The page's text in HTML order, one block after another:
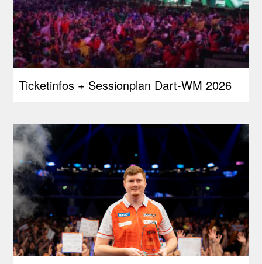
Ticketinfos + Sessionplan Dart-WM 2026